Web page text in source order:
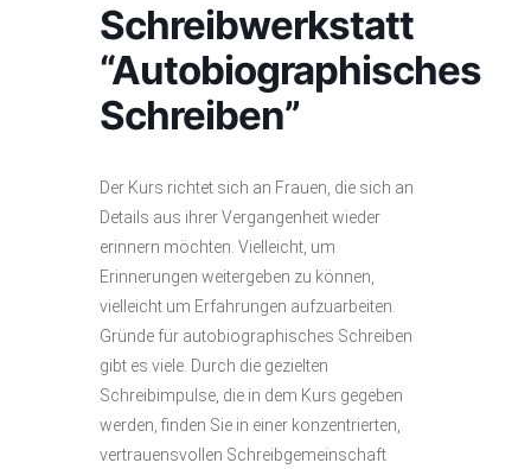
Schreibwerkstatt
“Autobiographisches
Schreiben”
Der Kurs richtet sich an Frauen, die sich an
Details aus ihrer Vergangenheit wieder
erinnern möchten. Vielleicht, um
Erinnerungen weitergeben zu können,
vielleicht um Erfahrungen aufzuarbeiten.
Gründe für autobiographisches Schreiben
gibt es viele. Durch die gezielten
Schreibimpulse, die in dem Kurs gegeben
werden, finden Sie in einer konzentrierten,
vertrauensvollen Schreibgemeinschaft